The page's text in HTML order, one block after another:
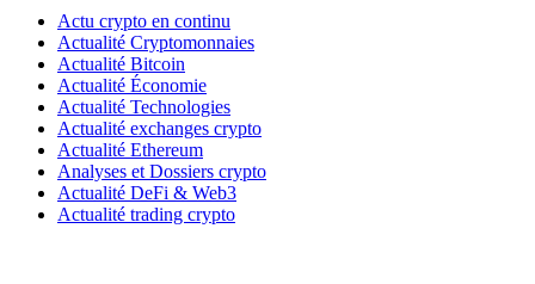
Actu crypto en continu
Actualité Cryptomonnaies
Actualité Bitcoin
Actualité Économie
Actualité Technologies
Actualité exchanges crypto
Actualité Ethereum
Analyses et Dossiers crypto
Actualité DeFi & Web3
Actualité trading crypto